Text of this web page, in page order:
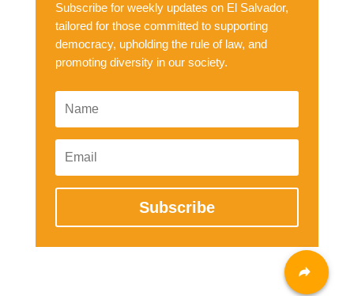
Subscribe for weekly updates on El Salvador,
tailored for those committed to supporting
democracy, upholding the rule of law, and
promoting diversity in our society.
Subscribe